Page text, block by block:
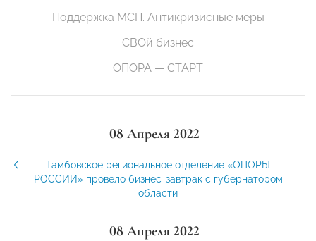
Поддержка МСП. Антикризисные меры
СВОй бизнес
ОПОРА — СТАРТ
08 Апреля 2022
Тамбовское региональное отделение «ОПОРЫ
РОССИИ» провело бизнес-завтрак с губернатором
области
08 Апреля 2022